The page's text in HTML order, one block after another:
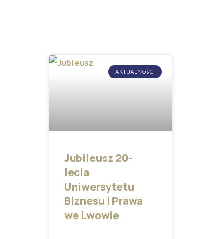
AKTUALNOŚCI
Jubileusz 20-
lecia
Uniwersytetu
Biznesu i Prawa
we Lwowie